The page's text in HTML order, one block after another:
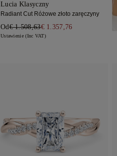
Lucia Klasyczny
Radiant Cut Różowe złoto zaręczyny
Od€ 1.508,63€ 1.357,76
Ustawienie (Inc VAT)